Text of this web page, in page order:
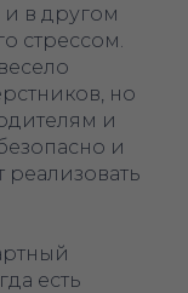
и в другом
стрессом.
но
и
и
реализовать
есть